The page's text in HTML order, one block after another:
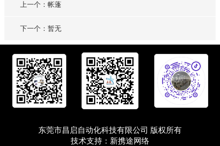
上一个：帐蓬
下一个：暂无
东莞市昌启自动化科技有限公司 版权所有
技术支持： 新携途网络